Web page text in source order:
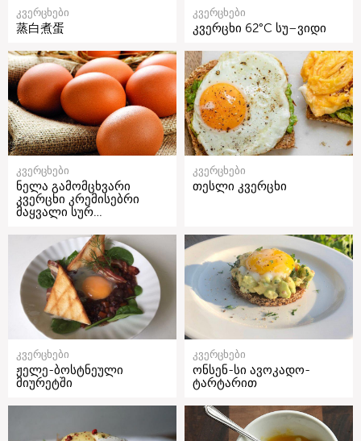
კვერცხები
蒸白煮蛋
კვერცხები
კვერცხი 62°C სუ–ვიდი
კვერცხები
ნელა გამომცხვარი
კვერცხი კრემისებრი
მაყვალი სურ…
კვერცხები
თესლი კვერცხი
კვერცხები
ჟელე-ბოსტნეული
მიურეტში
კვერცხები
ონსენ-სი ავოკადო-
ტარტარით